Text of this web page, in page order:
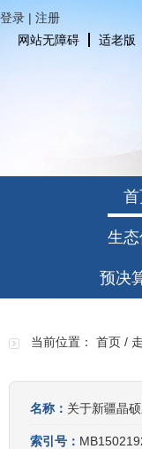
登录 | 注册
网站无障碍
适老版
首
生
预决
当前位置： 首页 /
名称： 关于新疆晶
索引号：